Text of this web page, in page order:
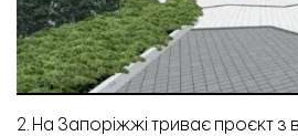
2. На Запоріжжі триває проєкт з